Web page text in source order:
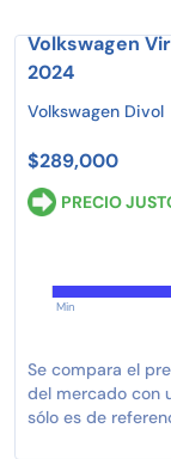
Volkswagen
2024
Volkswagen Divol
$289,000
PRECIO
Min
Se compara el
del mercado con
sólo es de